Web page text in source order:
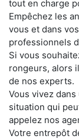
tout en charge
Empêchez les
vous et dans
professionnels
Si vous
rongeurs, alors
de nos experts.
Vous vivez
situation qui
appelez nos
Votre entrepôt